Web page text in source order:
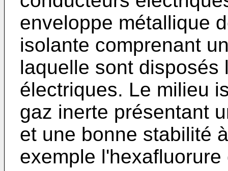
enveloppe métallique
isolante comprenant
laquelle sont disposés
électriques. Le milieu
gaz inerte présentant
et une bonne stabilité
exemple